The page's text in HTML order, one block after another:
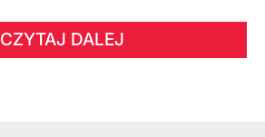
CZYTAJ DALEJ